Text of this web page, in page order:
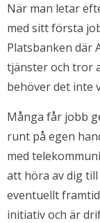
När man letar
med sitt första
Platsbanken där
tjänster och tror
behöver det inte
Många får jobb
runt på egen
med
att höra av dig
eventuellt
initiativ och är